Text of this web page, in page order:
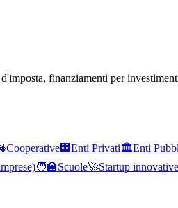
finanziamenti per
Cooperative🏢 Enti Privati🏛️Enti
🧑‍🏫Scuole🚀Startup innovative